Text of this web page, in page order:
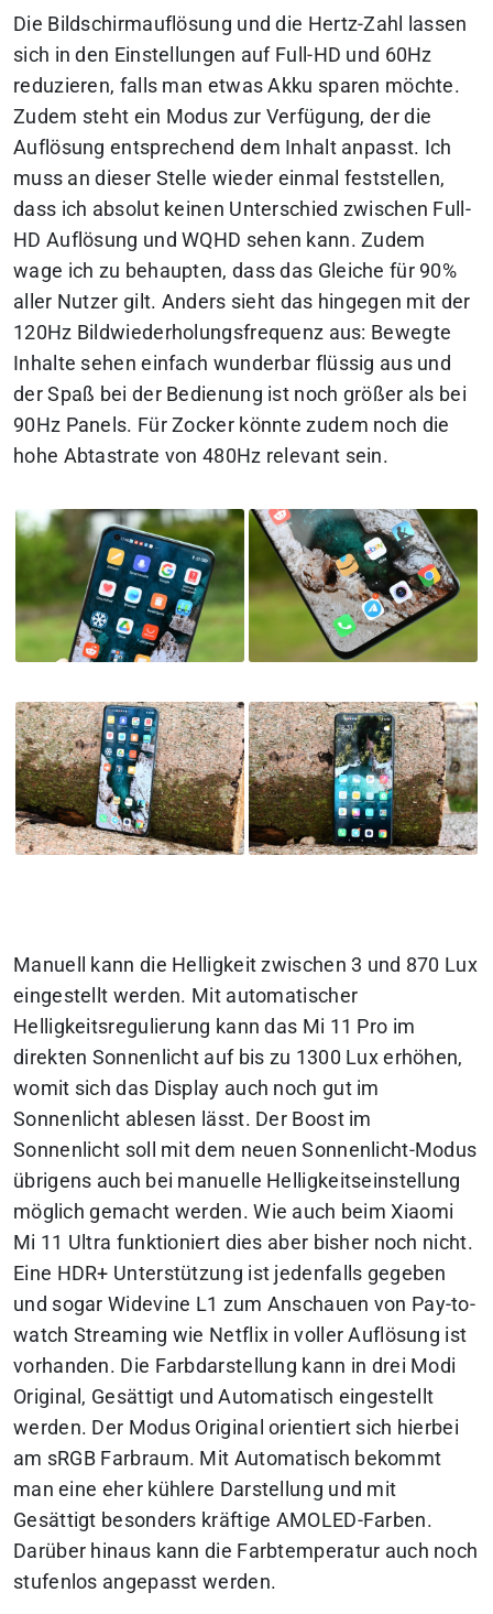
Die Bildschirmauflösung und die Hertz-Zahl lassen
sich in den Einstellungen auf Full-HD und 60Hz
reduzieren, falls man etwas Akku sparen möchte.
Zudem steht ein Modus zur Verfügung, der die
Auflösung entsprechend dem Inhalt anpasst. Ich
muss an dieser Stelle wieder einmal feststellen,
dass ich absolut keinen Unterschied zwischen Full-
HD Auflösung und WQHD sehen kann. Zudem
wage ich zu behaupten, dass das Gleiche für 90%
aller Nutzer gilt. Anders sieht das hingegen mit der
120Hz Bildwiederholungsfrequenz aus: Bewegte
Inhalte sehen einfach wunderbar flüssig aus und
der Spaß bei der Bedienung ist noch größer als bei
90Hz Panels. Für Zocker könnte zudem noch die
hohe Abtastrate von 480Hz relevant sein.
Manuell kann die Helligkeit zwischen 3 und 870 Lux
eingestellt werden. Mit automatischer
Helligkeitsregulierung kann das Mi 11 Pro im
direkten Sonnenlicht auf bis zu 1300 Lux erhöhen,
womit sich das Display auch noch gut im
Sonnenlicht ablesen lässt. Der Boost im
Sonnenlicht soll mit dem neuen Sonnenlicht-Modus
übrigens auch bei manuelle Helligkeitseinstellung
möglich gemacht werden. Wie auch beim Xiaomi
Mi 11 Ultra funktioniert dies aber bisher noch nicht.
Eine HDR+ Unterstützung ist jedenfalls gegeben
und sogar Widevine L1 zum Anschauen von Pay-to-
watch Streaming wie Netflix in voller Auflösung ist
vorhanden. Die Farbdarstellung kann in drei Modi
Original , Gesättigt undAutomatisch eingestellt
werden. Der Modus Original orientiert sich hierbei
am sRGB Farbraum. Mit Automatisch bekommt
man eine eher kühlere Darstellung und mit
Gesättigt besonders kräftige AMOLED-Farben.
Darüber hinaus kann die Farbtemperatur auch noch
stufenlos angepasst werden.